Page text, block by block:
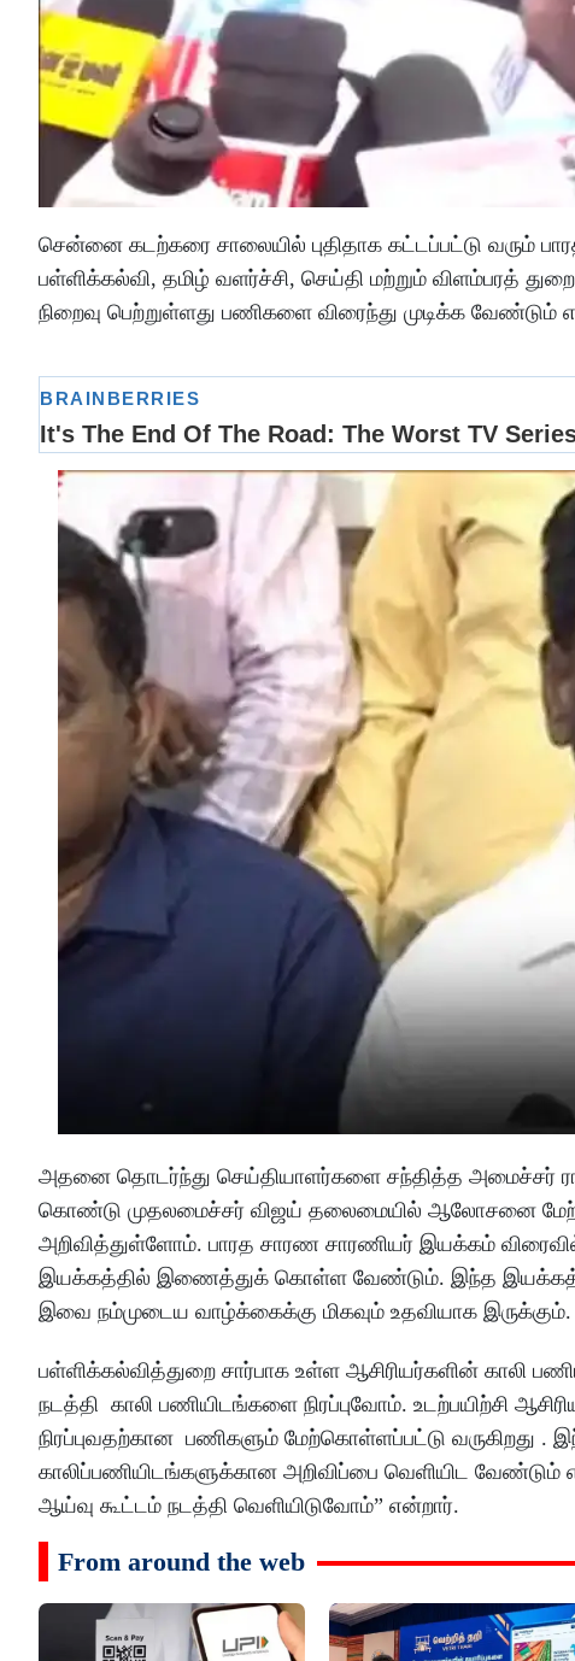
சென்னை கடற்கரை சாலையில் புதிதாக கட்டப்பட்டு
பள்ளிக்கல்வி, தமிழ் வளர்ச்சி, செய்தி மற்றும் விளம்பரத்
நிறைவு பெற்றுள்ளது பணிகளை விரைந்து முடிக்க வேண்டும்
அதனை தொடர்ந்து செய்தியாளர்களை சந்தித்த அமைச்சர்
கொண்டு முதலமைச்சர் விஜய் தலைமையில் ஆலோசனை
அறிவித்துள்ளோம். பாரத சாரண சாரணியர் இயக்கம்
இயக்கத்தில் இணைத்துக் கொள்ள வேண்டும். இந்த
இவை நம்முடைய வாழ்க்கைக்கு மிகவும் உதவியாக இருக்கும்.
பள்ளிக்கல்வித்துறை சார்பாக உள்ள ஆசிரியர்களின்
நடத்தி காலி பணியிடங்களை நிரப்புவோம். உடற்பயிற்சி
நிரப்புவதற்கான பணிகளும் மேற்கொள்ளப்பட்டு வருகிறது .
காலிப்பணியிடங்களுக்கான அறிவிப்பை வெளியிட வேண்டும்
ஆய்வு கூட்டம் நடத்தி வெளியிடுவோம்” என்றார்.
From around the web